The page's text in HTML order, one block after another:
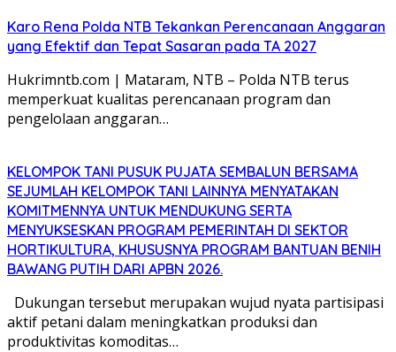
Karo Rena Polda NTB Tekankan Perencanaan Anggaran
yang Efektif dan Tepat Sasaran pada TA 2027
Hukrimntb.com | Mataram, NTB – Polda NTB terus
memperkuat kualitas perencanaan program dan
pengelolaan anggaran…
KELOMPOK TANI PUSUK PUJATA SEMBALUN BERSAMA
SEJUMLAH KELOMPOK TANI LAINNYA MENYATAKAN
KOMITMENNYA UNTUK MENDUKUNG SERTA
MENYUKSESKAN PROGRAM PEMERINTAH DI SEKTOR
HORTIKULTURA, KHUSUSNYA PROGRAM BANTUAN BENIH
BAWANG PUTIH DARI APBN 2026.
Dukungan tersebut merupakan wujud nyata partisipasi
aktif petani dalam meningkatkan produksi dan
produktivitas komoditas…